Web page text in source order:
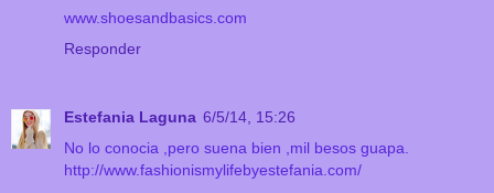
www.shoesandbasics.com
Responder
Estefania Laguna 6/5/14, 15:26
No lo conocia ,pero suena bien ,mil besos guapa.
http://www.fashionismylifebyestefania.com/